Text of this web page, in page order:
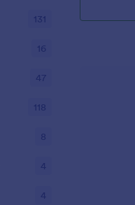
131
16
47
118
8
4
4